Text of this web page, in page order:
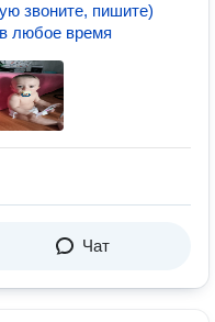
звоните, пишите)
любое время
Чат